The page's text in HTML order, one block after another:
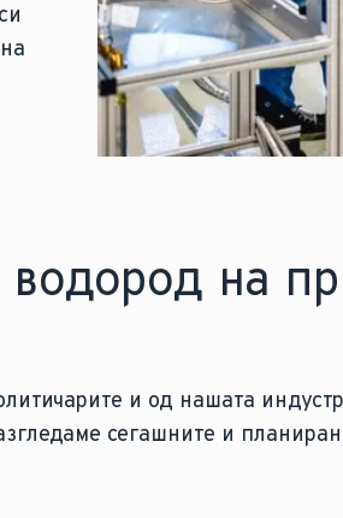
на
и од нашата
сегашните и